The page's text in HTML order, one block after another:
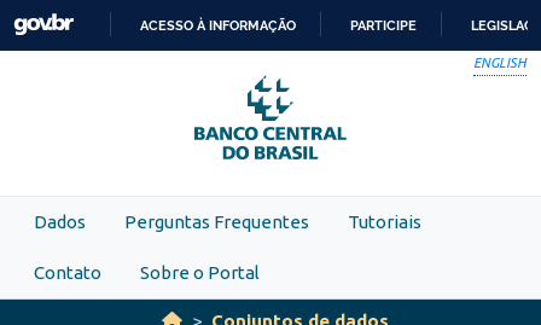
Skip to main content
PARA
O
CONTEÚDO
ACESSO À INFORMAÇÃO PARTICIPE
ENGLISH
Dados Perguntas Frequentes Tutoriais
Contato Sobre o Portal